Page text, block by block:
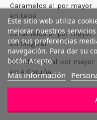
Caramelos al por mayor
en Lepe
Caramelos al por mayor
en Moguer
Chucherias al por mayor
en A Coruña
en Ferrol
Este sitio web utiliza
mejorar nuestros
con sus preferencias
navegación. Para dar su
botón Acepto.
Más información